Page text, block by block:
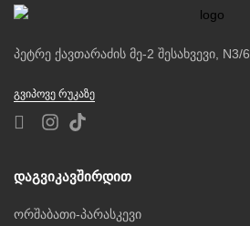
პეტრე ქავთარაძის მე-2 შესახვევი, N3/6
ᲒᲕᲘᲞᲝᲕᲔ ᲠᲣᲙᲐᲖᲔ
Დაგვიკავშირდით
ორშაბათი-პარასკევი